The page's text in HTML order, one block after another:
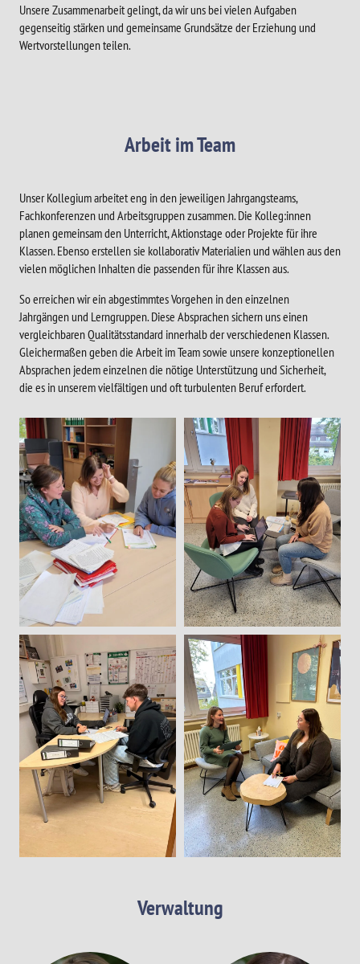
Unsere Zusammenarbeit gelingt, da wir uns bei vielen Aufgaben
gegenseitig stärken und gemeinsame Grundsätze der Erziehung und
Wertvorstellungen teilen.
Arbeit im Team
Unser Kollegium arbeitet eng in den jeweiligen Jahrgangsteams,
Fachkonferenzen und Arbeitsgruppen zusammen. Die Kolleg:innen
planen gemeinsam den Unterricht, Aktionstage oder Projekte für ihre
Klassen. Ebenso erstellen sie kollaborativ Materialien und wählen aus den
vielen möglichen Inhalten die passenden für ihre Klassen aus.
So erreichen wir ein abgestimmtes Vorgehen in den einzelnen
Jahrgängen und Lerngruppen. Diese Absprachen sichern uns einen
vergleichbaren Qualitätsstandard innerhalb der verschiedenen Klassen.
Gleichermaßen geben die Arbeit im Team sowie unsere konzeptionellen
Absprachen jedem einzelnen die nötige Unterstützung und Sicherheit,
die es in unserem vielfältigen und oft turbulenten Beruf erfordert.
Verwaltung